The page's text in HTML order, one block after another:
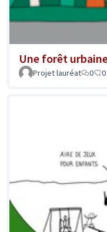
Une forêt
Projet lauréat 0 0